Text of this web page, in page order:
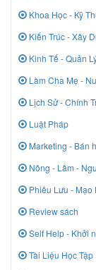
Khoa Học - Kỹ
Kiến Trúc - Xây
Kinh Tế - Quản
Làm Cha Mẹ -
Lịch Sử - Chính
Luật Pháp
Marketing - Bán
Nông - Lâm -
Phiêu Lưu - Mạo
Review sách
Self Help - Khởi
Tài Liệu Học Tập